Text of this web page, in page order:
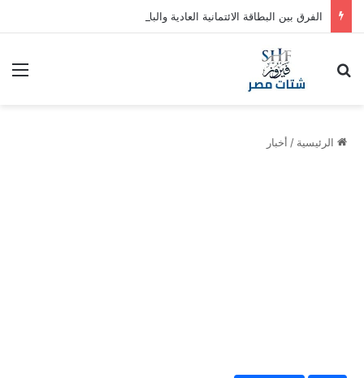
الفرق بين البطاقة الائتمانية العادية والبلاتينية والذهبية في السعودية
بحث عن
الرئيسية / أخبار